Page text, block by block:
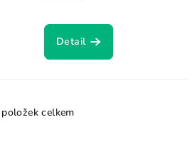
Detail
O
položek celkem